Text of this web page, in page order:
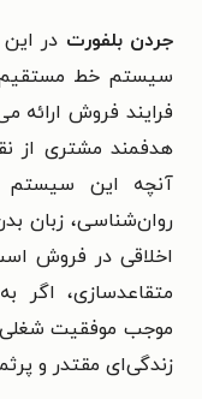
جردن بلفورت در
سیستم خط
فرایند فروش
هدفمند مشتری از
آنچه این سیستم
روان‌شناسی، زبان
اخلاقی در فروش
متقاعدسازی، اگر
موجب موفقیت شغلی
زندگی‌ای مقتدر و